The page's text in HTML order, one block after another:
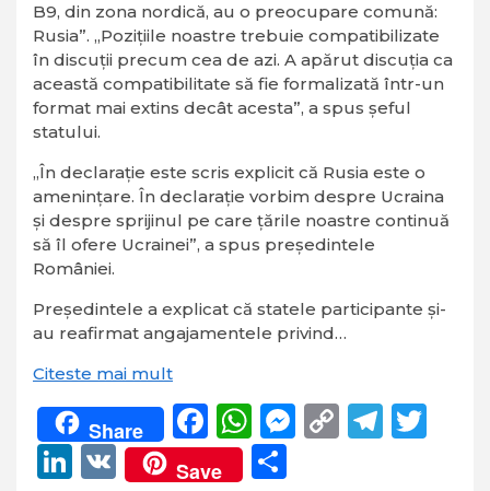
B9, din zona nordică, au o preocupare comună:
Rusia”. „Pozițiile noastre trebuie compatibilizate
în discuții precum cea de azi. A apărut discuția ca
această compatibilitate să fie formalizată într-un
format mai extins decât acesta”, a spus șeful
statului.
„În declarație este scris explicit că Rusia este o
amenințare. În declarație vorbim despre Ucraina
și despre sprijinul pe care țările noastre continuă
să îl ofere Ucrainei”, a spus președintele
României.
Președintele a explicat că statele participante și-
au reafirmat angajamentele privind…
Citeste mai mult
Share Facebook
WhatsApp
Messenger
Copy
LinkedIn
VK Save